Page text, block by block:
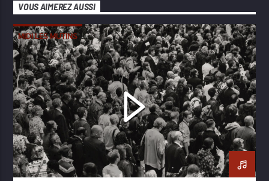
VOUS AIMEREZ AUSSI
MIDI LES MUTINS